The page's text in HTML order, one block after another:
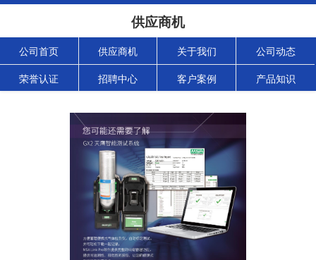
供应商机
公司首页 供应商机 关于我们 公司动态
荣誉认证 招聘中心 客户案例 产品知识